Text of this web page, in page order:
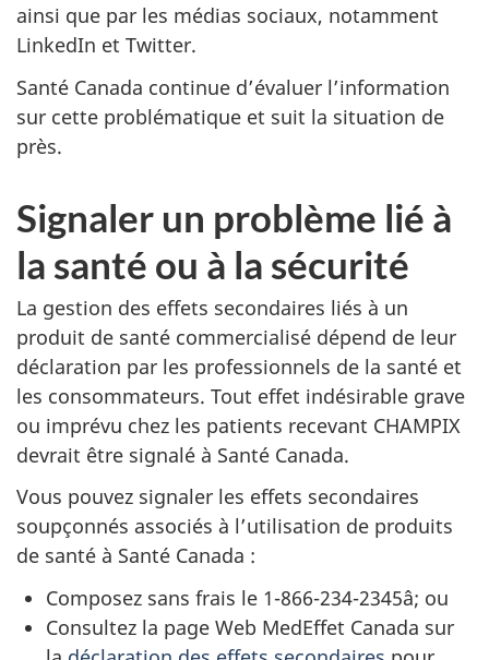
ainsi que par les médias sociaux, notamment
LinkedIn et Twitter.
Santé Canada continue d’évaluer l’information
sur cette problématique et suit la situation de
près.
Signaler un problème lié à
la santé ou à la sécurité
La gestion des effets secondaires liés à un
produit de santé commercialisé dépend de leur
déclaration par les professionnels de la santé et
les consommateurs. Tout effet indésirable grave
ou imprévu chez les patients recevant CHAMPIX
devrait être signalé à Santé Canada.
Vous pouvez signaler les effets secondaires
soupçonnés associés à l’utilisation de produits
de santé à Santé Canada :
Composez sans frais le 1-866-234-2345â; ou
Consultez la page Web MedEffet Canada sur